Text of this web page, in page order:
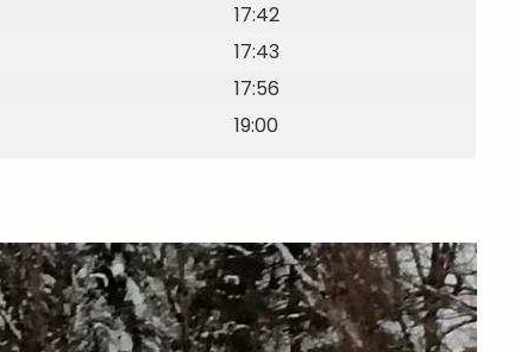
17:42
17:43
17:56
19:00